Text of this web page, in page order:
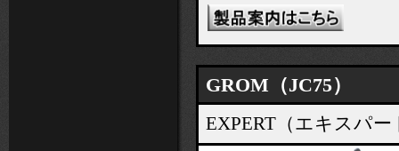
GROM（JC75）
EXPERT（エキスパ